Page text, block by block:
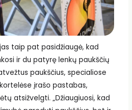
taip pat pasidžiaugė, kad
ir du patyrę lenkų paukščių
paukščius, specialiose
įrašo pastabas,
atsižvelgti. „Džiaugiuosi, kad